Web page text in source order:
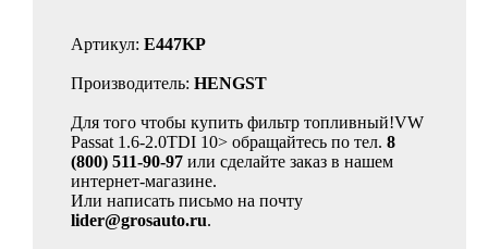
Артикул: E447KP
Производитель: HENGST
Для того чтобы купить фильтр топливный!VW
Passat 1.6-2.0TDI 10> обращайтесь по тел. 8
(800) 511-90-97 или сделайте заказ в нашем
интернет-магазине.
Или написать письмо на почту
lider@grosauto.ru.